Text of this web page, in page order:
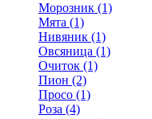
Морозник (1)
Мята (1)
Нивяник (1)
Овсяница (1)
Очиток (1)
Пион (2)
Просо (1)
Роза (4)